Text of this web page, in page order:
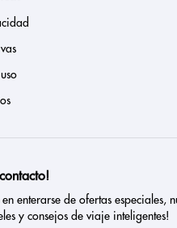
enterarse de ofertas especiales,
y consejos de viaje inteligentes!